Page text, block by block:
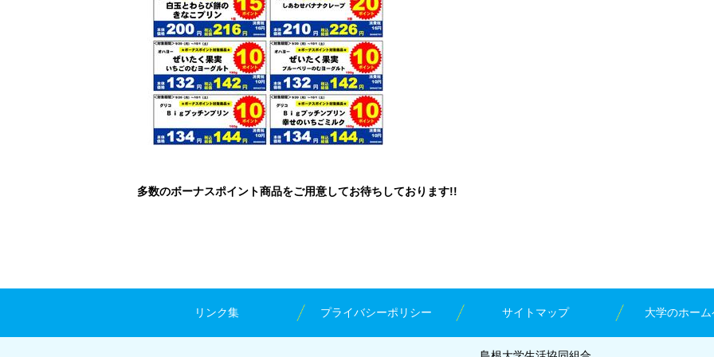
多数のボーナスポイント商品をご用意してお待ちしております!!
リンク集 プライバシーポリシー サイトマップ 大学のホーム